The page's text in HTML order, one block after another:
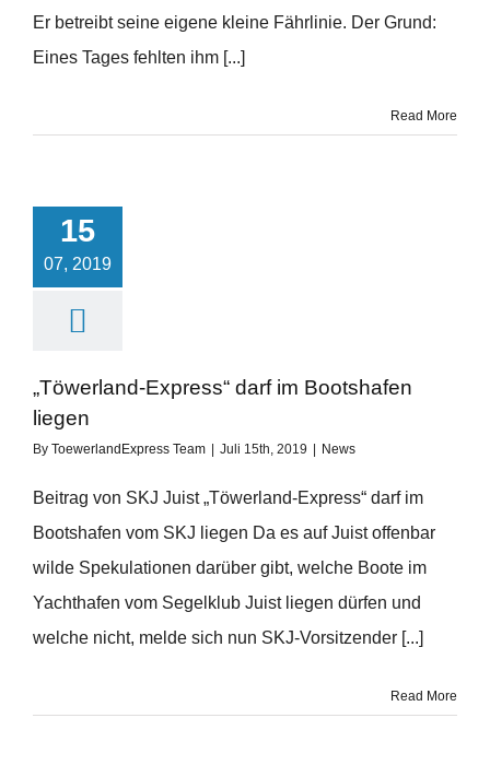
Er betreibt seine eigene kleine Fährlinie. Der Grund:
Eines Tages fehlten ihm [...]
Read More
15
07, 2019
„Töwerland-Express“ darf im Bootshafen
liegen
By ToewerlandExpress Team Juli 15th, 2019 News
Beitrag von SKJ Juist „Töwerland-Express“ darf im
Bootshafen vom SKJ liegen Da es auf Juist offenbar
wilde Spekulationen darüber gibt, welche Boote im
Yachthafen vom Segelklub Juist liegen dürfen und
welche nicht, melde sich nun SKJ-Vorsitzender [...]
Read More